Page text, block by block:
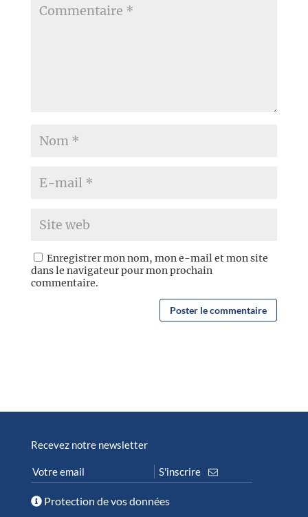
Enregistrer mon nom, mon e-mail et mon site
dans le navigateur pour mon prochain
commentaire.
Recevez notre newsletter
Protection de vos données